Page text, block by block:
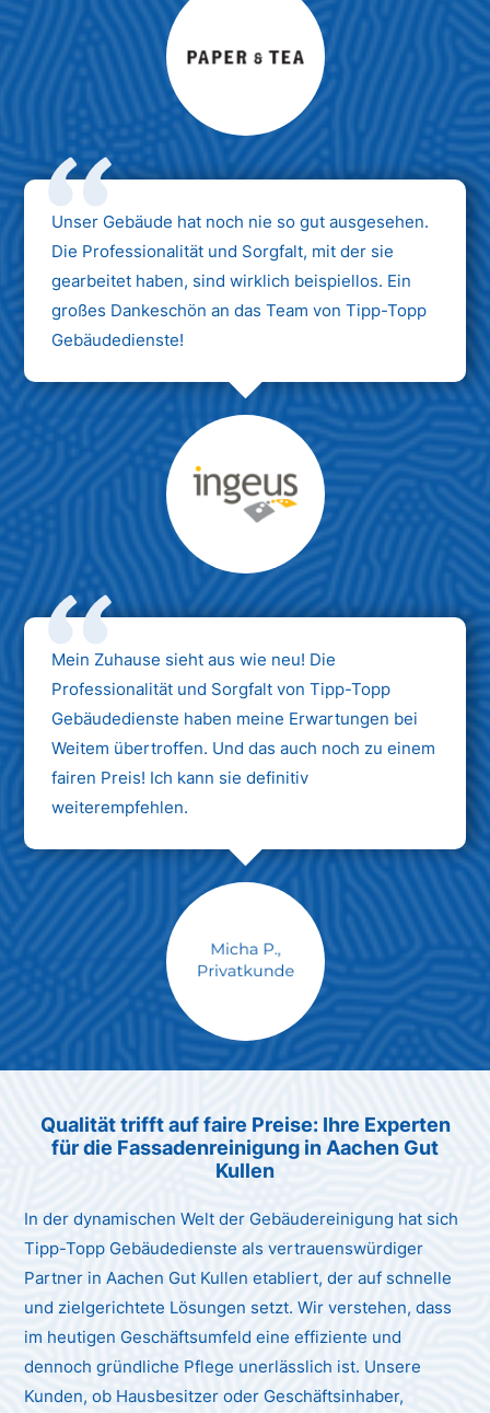
Max Mustermann
Unternehmen AG
Unser Gebäude hat noch nie so gut ausgesehen.
Die Professionalität und Sorgfalt, mit der sie
gearbeitet haben, sind wirklich beispiellos. Ein
großes Dankeschön an das Team von Tipp-Topp
Gebäudedienste!
Max Mustermann
Unternehmen AG
Mein Zuhause sieht aus wie neu! Die
Professionalität und Sorgfalt von Tipp-Topp
Gebäudedienste haben meine Erwartungen bei
Weitem übertroffen. Und das auch noch zu einem
fairen Preis! Ich kann sie definitiv
weiterempfehlen.
Max Mustermann
Qualität trifft auf faire Preise: Ihre Experten
für die Fassadenreinigung in Aachen Gut
Kullen
In der dynamischen Welt der Gebäudereinigung hat sich
Tipp-Topp Gebäudedienste als vertrauenswürdiger
Partner in Aachen Gut Kullen etabliert, der auf schnelle
und zielgerichtete Lösungen setzt. Wir verstehen, dass
im heutigen Geschäftsumfeld eine effiziente und
dennoch gründliche Pflege unerlässlich ist. Unsere
Kunden, ob Hausbesitzer oder Geschäftsinhaber,